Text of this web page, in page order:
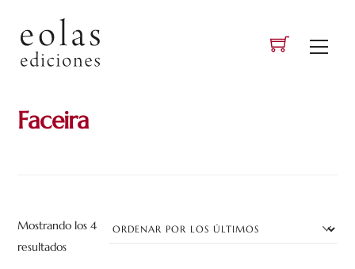
content
Faceira
Mostrando los 4
resultadosOrdenado